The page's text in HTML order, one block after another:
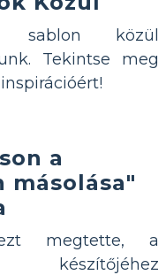
sablon közül
Tekintse meg
a
másolása"
megtette, a
készítőjéhez